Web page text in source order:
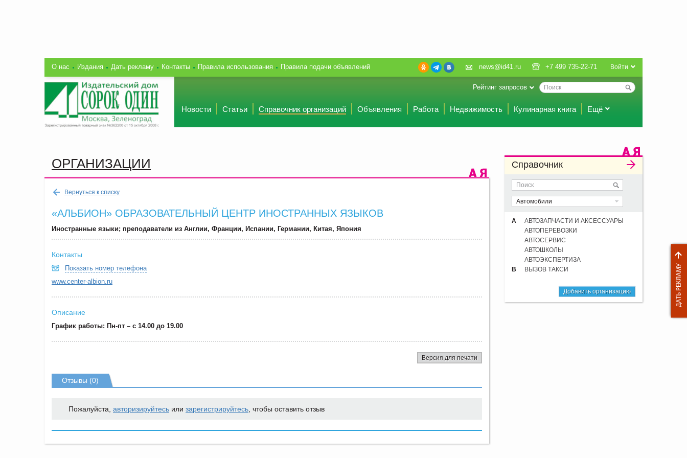
О нас Издания Дать рекламу Контакты Правила использования Правила подачи объявлений Войти
news@id41.ru +7 499 735-22-71
Рейтинг запросов
Новости Статьи Справочник организаций Объявления Работа Недвижимость Кулинарная книга Ещё
ОРГАНИЗАЦИИ
Вернуться к списку
«АЛЬБИОН» ОБРАЗОВАТЕЛЬНЫЙ ЦЕНТР ИНОСТРАННЫХ ЯЗЫКОВ
Иностранные языки; преподаватели из Англии, Франции, Испании, Германии, Китая, Япония
Контакты
Показать номер телефона
www.center-albion.ru
Описание
График работы: Пн-пт – с 14.00 до 19.00
Версия для печати
Отзывы (0)
Пожалуйста, авторизируйтесь или зарегистрируйтесь , чтобы оставить отзыв
Справочник
Автомобили
А
АВТОЗАПЧАСТИ И АКСЕССУАРЫ
АВТОПЕРЕВОЗКИ
АВТОСЕРВИС
АВТОШКОЛЫ
АВТОЭКСПЕРТИЗА
В
ВЫЗОВ ТАКСИ
Добавить организацию